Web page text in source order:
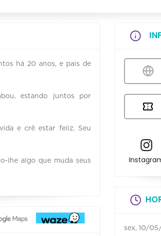
há 20 anos, e pais de
estando juntos por
e crê estar feliz. Seu
lhe algo que muda seus
sex, 10/